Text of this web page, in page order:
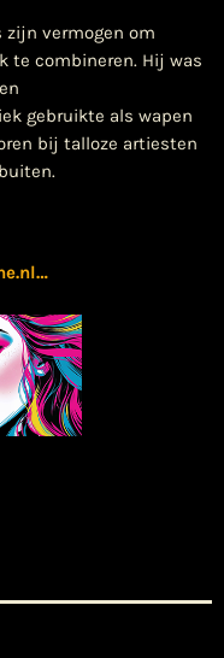
zijn vermogen om
te combineren. Hij was
gebruikte als wapen
bij talloze artiesten
…